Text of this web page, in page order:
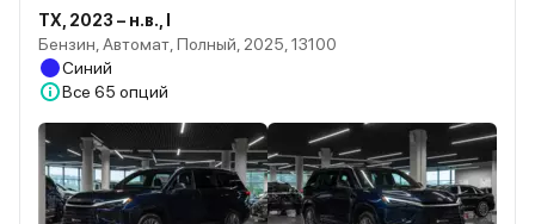
TX, 2023 – н.в., I
Бензин, Автомат, Полный, 2025, 13100
Синий
Все 65 опций